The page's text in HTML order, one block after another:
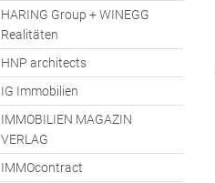
HARING Group + WINEGG
Realitäten
HNP architects
IG Immobilien
IMMOBILIEN MAGAZIN
VERLAG
IMMOcontract